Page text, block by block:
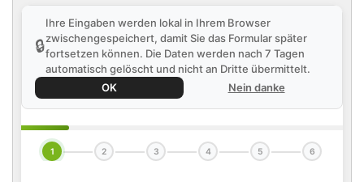
🔒
Ihre Eingaben werden lokal in Ihrem Browser
zwischengespeichert, damit Sie das Formular später
fortsetzen können. Die Daten werden nach 7 Tagen
automatisch gelöscht und nicht an Dritte übermittelt.
OK
Nein danke
1 2 3 4 5 6